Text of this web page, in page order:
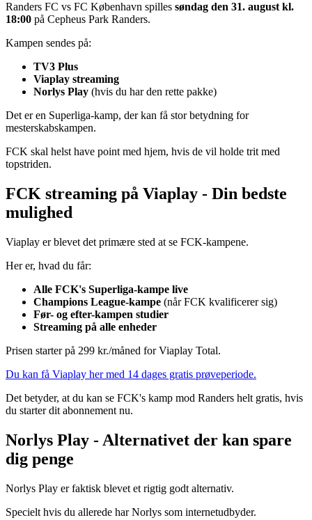
Randers FC vs FC København spilles søndag den 31. august kl.
18:00 på Cepheus Park Randers.
Kampen sendes på:
TV3 Plus
Viaplay streaming
Norlys Play (hvis du har den rette pakke)
Det er en Superliga-kamp, der kan få stor betydning for
mesterskabskampen.
FCK skal helst have point med hjem, hvis de vil holde trit med
topstriden.
FCK streaming på Viaplay - Din bedste
mulighed
Viaplay er blevet det primære sted at se FCK-kampene.
Her er, hvad du får:
Alle FCK's Superliga-kampe live
Champions League-kampe (når FCK kvalificerer sig)
Før- og efter-kampen studier
Streaming på alle enheder
Prisen starter på 299 kr./måned for Viaplay Total.
Du kan få Viaplay her med 14 dages gratis prøveperiode.
Det betyder, at du kan se FCK's kamp mod Randers helt gratis, hvis
du starter dit abonnement nu.
Norlys Play - Alternativet der kan spare
dig penge
Norlys Play er faktisk blevet et rigtig godt alternativ.
Specielt hvis du allerede har Norlys som internetudbyder.